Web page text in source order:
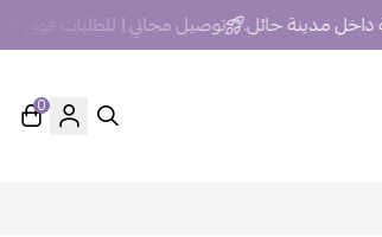
توصيل مجاني | للطلبات فوق 250 ريال داخل مدينة حائل
0